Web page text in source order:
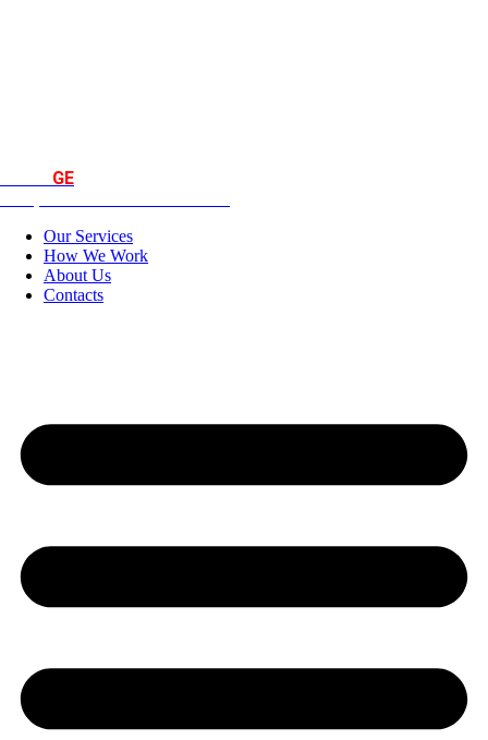
GE
Our Services
How We Work
About Us
Contacts